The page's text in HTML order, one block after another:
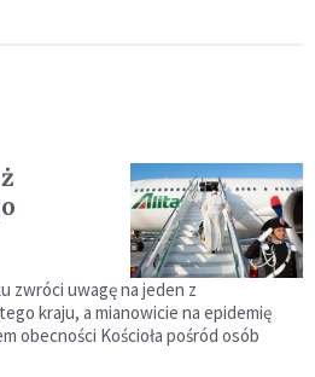
zwróci uwagę na jeden z
kraju, a mianowicie na epidemię
obecności Kościoła pośród osób